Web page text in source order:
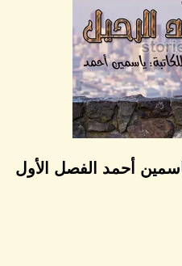
أحمد الفصل الأول